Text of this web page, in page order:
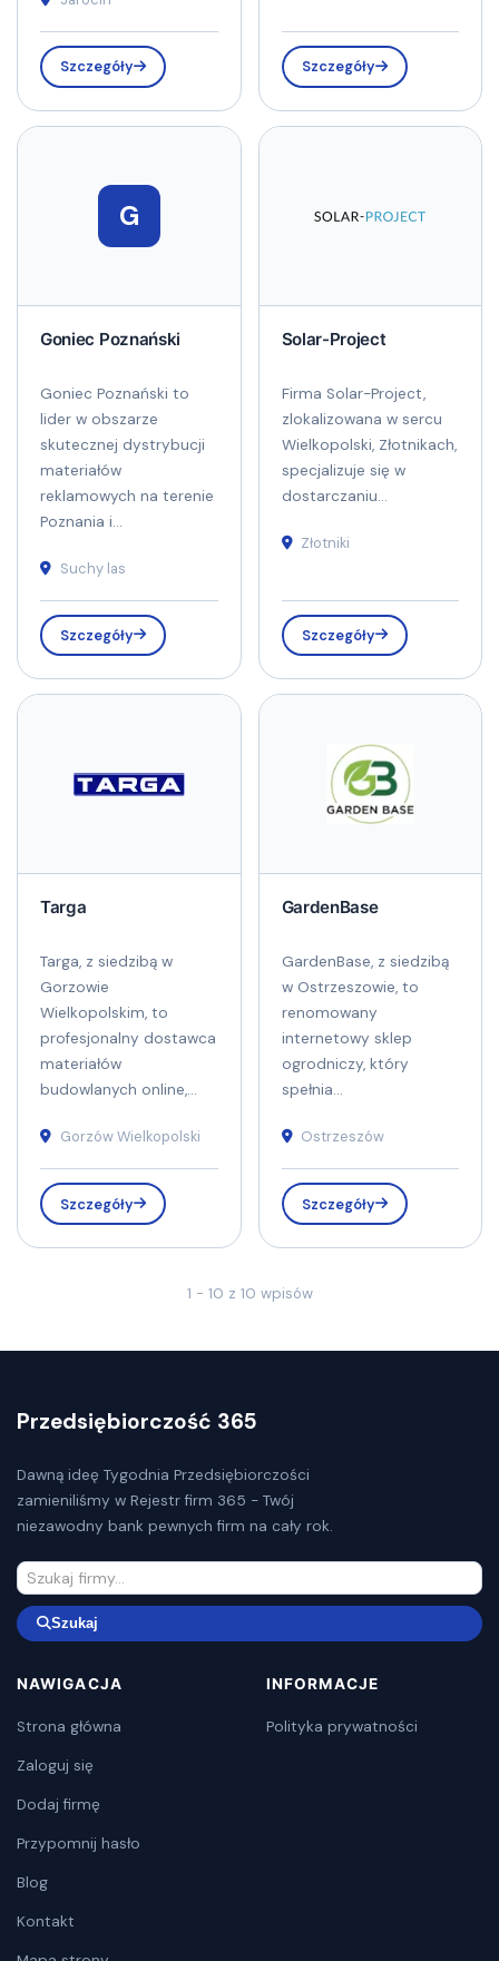
Szczegóły Szczegóły
G
Goniec Poznański
Goniec Poznański to
lider w obszarze
skutecznej dystrybucji
materiałów
reklamowych na terenie
Poznania i...
Suchy las
Szczegóły
Solar-Project
Firma Solar-Project,
zlokalizowana w sercu
Wielkopolski, Złotnikach,
specjalizuje się w
dostarczaniu...
Złotniki
Szczegóły
Targa
Targa, z siedzibą w
Gorzowie
Wielkopolskim, to
profesjonalny dostawca
materiałów
budowlanych online,...
Gorzów Wielkopolski
Szczegóły
GardenBase
GardenBase, z siedzibą
w Ostrzeszowie, to
renomowany
internetowy sklep
ogrodniczy, który
spełnia...
Ostrzeszów
Szczegóły
1 - 10 z 10 wpisów
Przedsiębiorczość 365
Dawną ideę Tygodnia Przedsiębiorczości
zamieniliśmy w Rejestr firm 365 - Twój
niezawodny bank pewnych firm na cały rok.
Szukaj
NAWIGACJA
Strona główna
Zaloguj się
Dodaj firmę
Przypomnij hasło
Blog
Kontakt
INFORMACJE
Polityka prywatności